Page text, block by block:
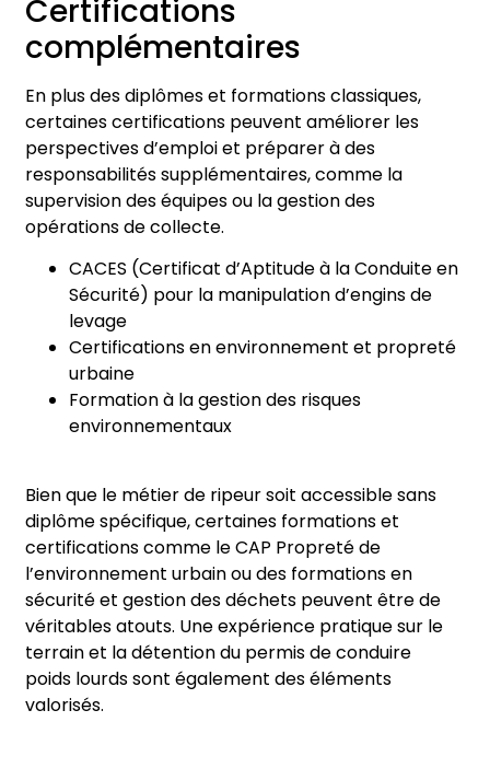
Certifications
complémentaires
En plus des diplômes et formations classiques,
certaines certifications peuvent améliorer les
perspectives d’emploi et préparer à des
responsabilités supplémentaires, comme la
supervision des équipes ou la gestion des
opérations de collecte.
CACES (Certificat d’Aptitude à la Conduite en
Sécurité) pour la manipulation d’engins de
levage
Certifications en environnement et propreté
urbaine
Formation à la gestion des risques
environnementaux
Bien que le métier de ripeur soit accessible sans
diplôme spécifique, certaines formations et
certifications comme le CAP Propreté de
l’environnement urbain ou des formations en
sécurité et gestion des déchets peuvent être de
véritables atouts. Une expérience pratique sur le
terrain et la détention du permis de conduire
poids lourds sont également des éléments
valorisés.